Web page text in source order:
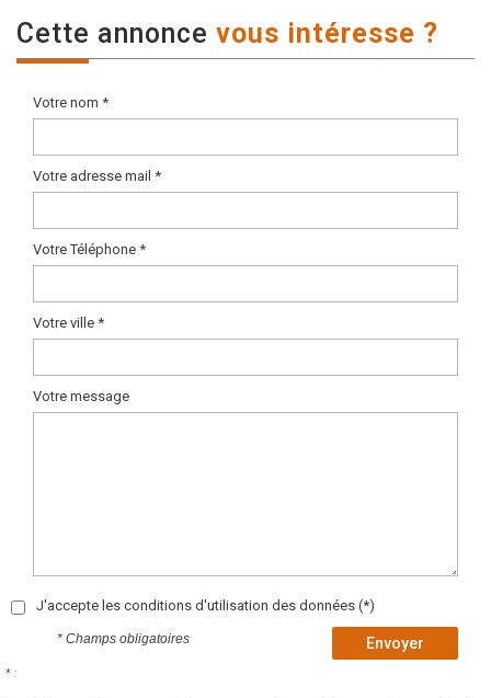
cette annonce vous intéresse ?
Votre nom *
Votre adresse mail *
Votre Téléphone *
Votre ville *
Votre message
J'accepte les conditions d'utilisation des données (*)
Envoyer
* Champs obligatoires
* :